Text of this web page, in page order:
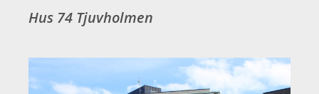
Hus 74 Tjuvholmen